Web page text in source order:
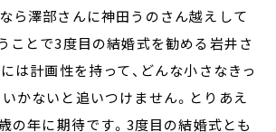
ら澤部さんに神田うのさん越えして
ことで3度目の結婚式を勧める岩井さ
は計画性を持って、どんな小さなきっ
かないと追いつけません。とりあえ
の年に期待です。3度目の結婚式とも